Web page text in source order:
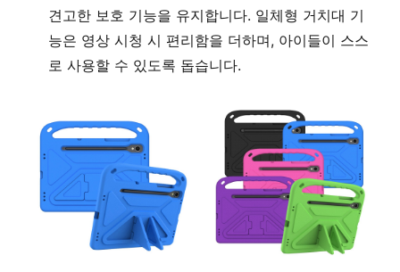
견고한 보호 기능을 유지합니다. 일체형 거치대 기
능은 영상 시청 시 편리함을 더하며, 아이들이 스스
로 사용할 수 있도록 돕습니다.